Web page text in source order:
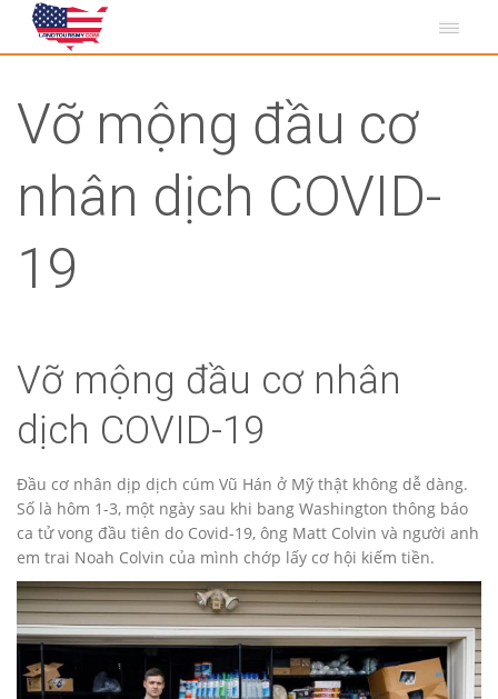
Vỡ mộng đầu cơ
nhân dịch COVID-
19
Vỡ mộng đầu cơ nhân
dịch COVID-19
Đầu cơ nhân dịp dịch cúm Vũ Hán ở Mỹ thật không dễ dàng.
Số là hôm 1-3, một ngày sau khi bang Washington thông báo
ca tử vong đầu tiên do Covid-19, ông Matt Colvin và người anh
em trai Noah Colvin của mình chớp lấy cơ hội kiếm tiền.